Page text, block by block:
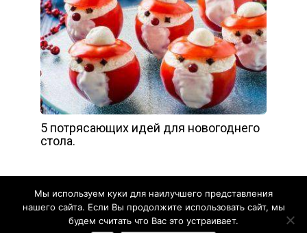
5 потрясающих идей для новогоднего
стола.
Жизнь прекрасна - 2020
Мы используем куки для наилучшего представления
нашего сайта. Если Вы продолжите использовать сайт, мы
будем считать что Вас это устраивает.